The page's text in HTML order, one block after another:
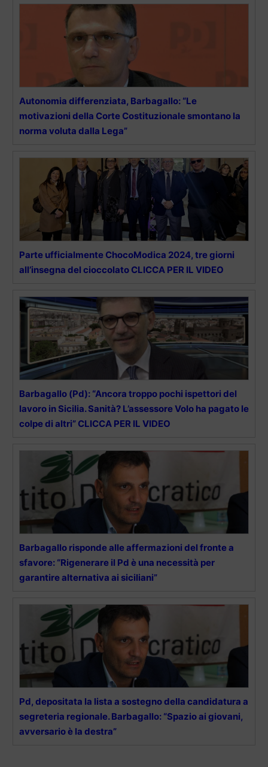
Autonomia differenziata, Barbagallo: “Le
motivazioni della Corte Costituzionale smontano la
norma voluta dalla Lega”
Parte ufficialmente ChocoModica 2024, tre giorni
all’insegna del cioccolato CLICCA PER IL VIDEO
Barbagallo (Pd): “Ancora troppo pochi ispettori del
lavoro in Sicilia. Sanità? L’assessore Volo ha pagato le
colpe di altri” CLICCA PER IL VIDEO
Barbagallo risponde alle affermazioni del fronte a
sfavore: “Rigenerare il Pd è una necessità per
garantire alternativa ai siciliani”
Pd, depositata la lista a sostegno della candidatura a
segreteria regionale. Barbagallo: “Spazio ai giovani,
avversario è la destra”